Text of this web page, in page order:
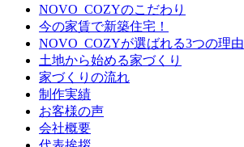
NOVO_COZYのこだわり
今の家賃で新築住宅！
NOVO_COZYが選ばれる3つの理由
土地から始める家づくり
家づくりの流れ
制作実績
お客様の声
会社概要